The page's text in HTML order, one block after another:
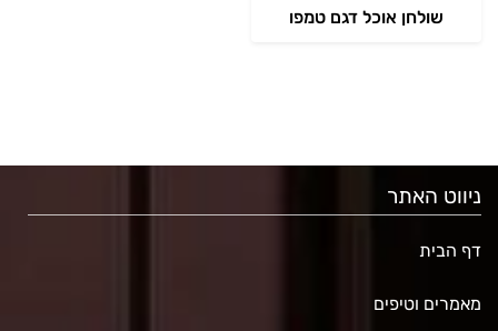
שולחן אוכל דגם טמפו
ניווט האתר
דף הבית
מאמרים וטיפים